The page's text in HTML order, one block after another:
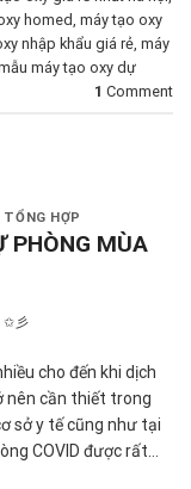
homed máy tạo oxy
nhập khẩu giá rẻ máy
máy tạo oxy dự
1 Comment
HỢP
PHÒNG MÙA
✩彡
cho đến khi dịch
nên cần thiết trong
sở y tế cũng như tại
COVID được rất…